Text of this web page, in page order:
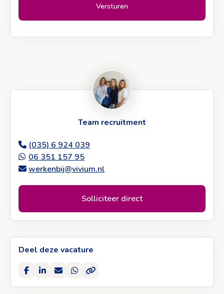
Team recruitment
(035) 6 924 039
06 351 157 95
werkenbij@vivium.nl
Solliciteer direct
Deel deze vacature
Delen
op
Delen
op
Deel
via
Deel
viaKopieer